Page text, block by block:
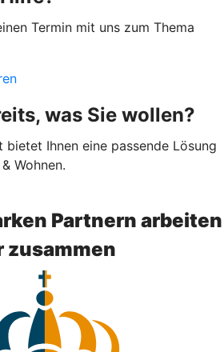
Termin mit uns zum Thema
was Sie wollen?
Ihnen eine passende Lösung
Wohnen.
Partnern arbeiten
zusammen